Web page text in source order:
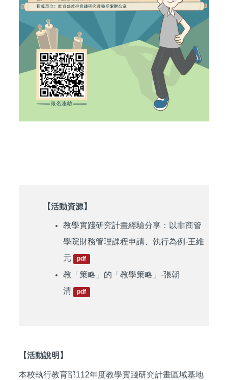
【活動資源】
教學實踐研究計畫經驗分享：以非商管
學院財務管理課程申請、執行為例-王維
元
pdf
教「策略」的「教學策略」-張朝
清
pdf
【活動說明】
本校執行教育部112年度教學實踐研究計畫區域基地